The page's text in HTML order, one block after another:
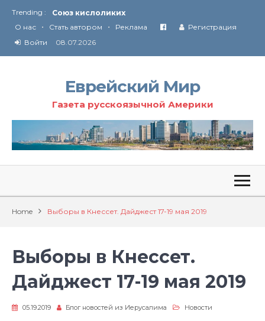
Trending :
Соглашение США с Ираном
Технология Революции в Иране
От Ирана до Ливана и Газы
О нас • Стать автором • Реклама
Регистрация
Войти
08.07.2026
Еврейский Мир
Газета русскоязычной Америки
Home Выборы в Кнессет. Дайджест 17-19 мая 2019
Выборы в Кнессет.
Дайджест 17-19 мая 2019
05.19.2019 Блог новостей из Иерусалима Новости